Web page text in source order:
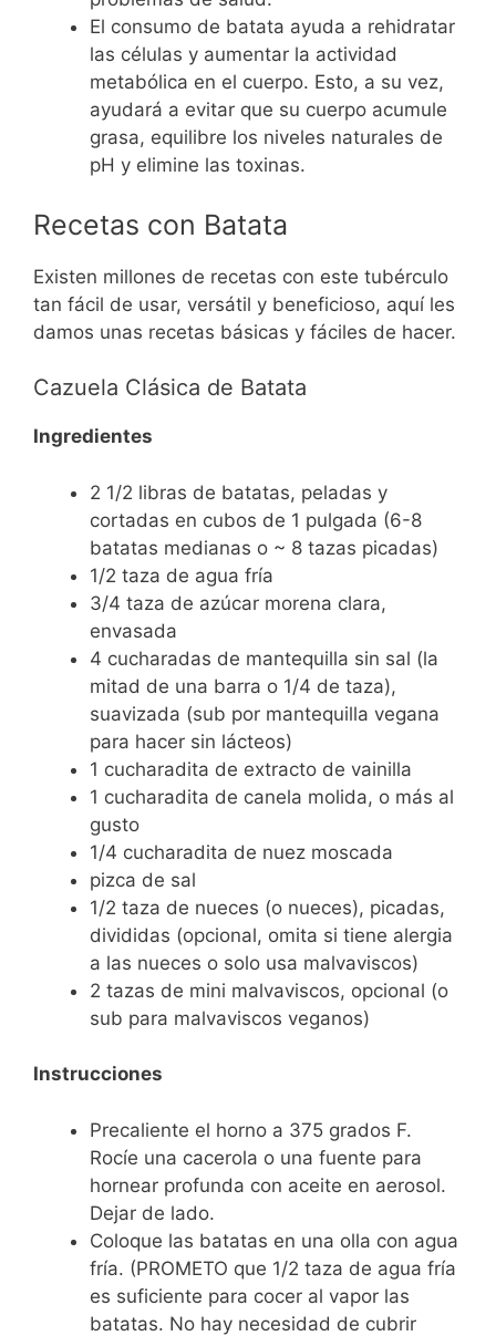
El consumo de batata ayuda a rehidratar
las células y aumentar la actividad
metabólica en el cuerpo. Esto, a su vez,
ayudará a evitar que su cuerpo acumule
grasa, equilibre los niveles naturales de
pH y elimine las toxinas.
Recetas con Batata
Existen millones de recetas con este tubérculo
tan fácil de usar, versátil y beneficioso, aquí les
damos unas recetas básicas y fáciles de hacer.
Cazuela Clásica de Batata
Ingredientes
2 1/2 libras de batatas, peladas y
cortadas en cubos de 1 pulgada (6-8
batatas medianas o ~ 8 tazas picadas)
1/2 taza de agua fría
3/4 taza de azúcar morena clara,
envasada
4 cucharadas de mantequilla sin sal (la
mitad de una barra o 1/4 de taza),
suavizada (sub por mantequilla vegana
para hacer sin lácteos)
1 cucharadita de extracto de vainilla
1 cucharadita de canela molida, o más al
gusto
1/4 cucharadita de nuez moscada
pizca de sal
1/2 taza de nueces (o nueces), picadas,
divididas (opcional, omita si tiene alergia
a las nueces o solo usa malvaviscos)
2 tazas de mini malvaviscos, opcional (o
sub para malvaviscos veganos)
Instrucciones
Precaliente el horno a 375 grados F.
Rocíe una cacerola o una fuente para
hornear profunda con aceite en aerosol.
Dejar de lado.
Coloque las batatas en una olla con agua
fría. (PROMETO que 1/2 taza de agua fría
es suficiente para cocer al vapor las
batatas. No hay necesidad de cubrir